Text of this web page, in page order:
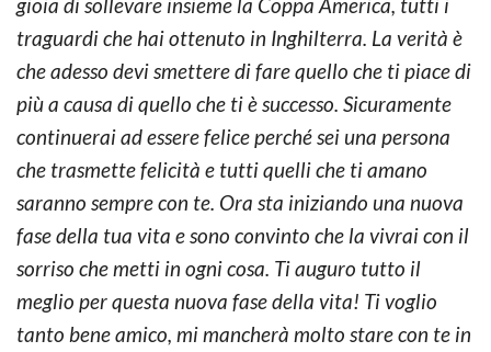
traguardi che hai ottenuto in Inghilterra. La verità è
che adesso devi smettere di fare quello che ti piace di
più a causa di quello che ti è successo. Sicuramente
continuerai ad essere felice perché sei una persona
che trasmette felicità e tutti quelli che ti amano
saranno sempre con te. Ora sta iniziando una nuova
fase della tua vita e sono convinto che la vivrai con il
sorriso che metti in ogni cosa. Ti auguro tutto il
meglio per questa nuova fase della vita! Ti voglio
tanto bene amico, mi mancherà molto stare con te in